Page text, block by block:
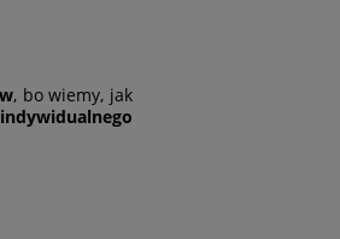
, bo wiemy, jak